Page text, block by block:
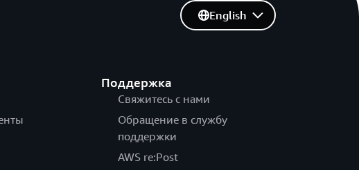
Поддержка
Свяжитесь с нами
Обращение в службу
поддержки
AWS re:Post
English